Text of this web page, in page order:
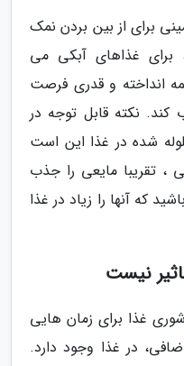
برای از بین بردن نمک
برای غذاهای آبکی می
انداخته و قدری فرصت
نکته قابل توجه در
شده در غذا این است
تقریبا مایعی را جذب
که آنها را زیاد در غذا
نیست
شوری غذا برای زمان هایی
در غذا وجود دارد.